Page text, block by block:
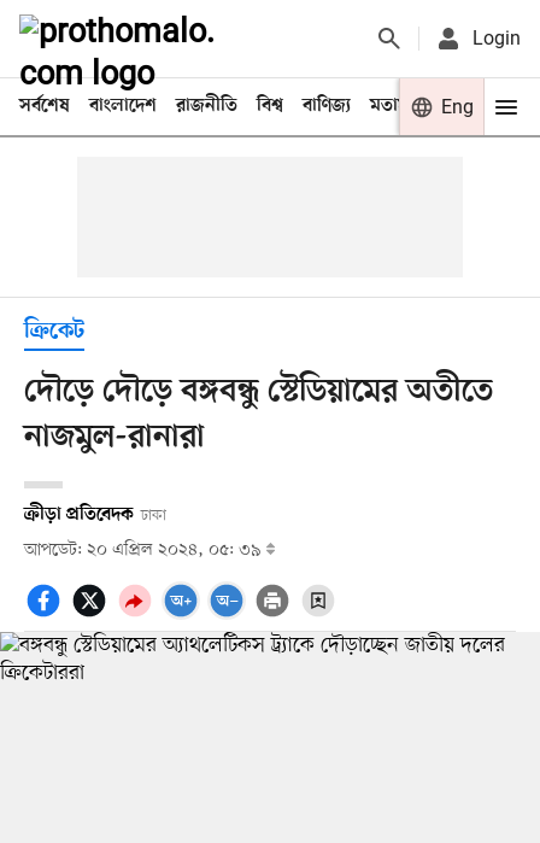
Login
সর্বশেষ বাংলাদেশ রাজনীতি বিশ্ব বাণিজ্য মতামত খেলা
Eng
ক্রিকেট
দৌড়ে দৌড়ে বঙ্গবন্ধু স্টেডিয়ামের অতীতে
নাজমুল-রানারা
ক্রীড়া প্রতিবেদক ঢাকা
আপডেট: ২০ এপ্রিল ২০২৪, ০৫: ৩৯